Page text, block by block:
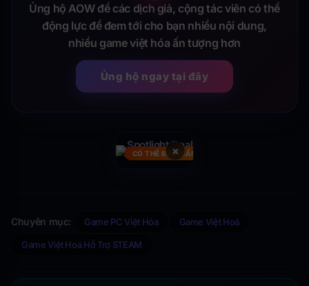
Ủng hộ AOW để các dịch giả, cộng tác viên có thể
động lực để đem tới cho bạn nhiều nội dung,
nhiều game việt hóa ấn tượng hơn
Ủng hộ ngay tại đây
×
CÓ THỂ BẠN CẦN
Chuyên mục: Game PC Việt Hóa Game Việt Hoá
Game Việt Hoá Hỗ Trợ STEAM